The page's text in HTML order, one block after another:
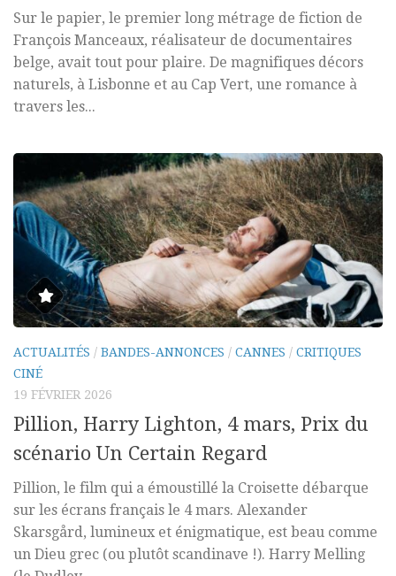
Sur le papier, le premier long métrage de fiction de
François Manceaux, réalisateur de documentaires
belge, avait tout pour plaire. De magnifiques décors
naturels, à Lisbonne et au Cap Vert, une romance à
travers les...
ACTUALITÉS / BANDES-ANNONCES / CANNES / CRITIQUES
CINÉ
19 FÉVRIER 2026
Pillion, Harry Lighton, 4 mars, Prix du
scénario Un Certain Regard
Pillion, le film qui a émoustillé la Croisette débarque
sur les écrans français le 4 mars. Alexander
Skarsgård, lumineux et énigmatique, est beau comme
un Dieu grec (ou plutôt scandinave !). Harry Melling